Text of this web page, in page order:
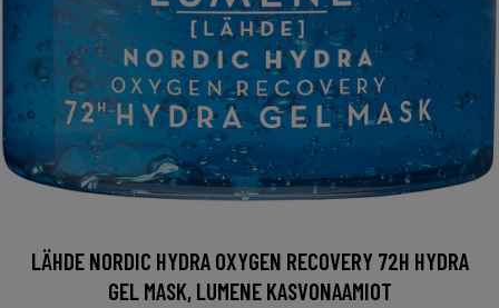
LÄHDE NORDIC HYDRA OXYGEN RECOVERY 72H HYDRA
GEL MASK, LUMENE KASVONAAMIOT